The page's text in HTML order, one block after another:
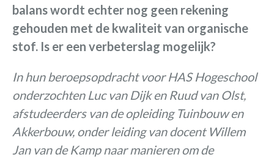
balans wordt echter nog geen rekening
gehouden met de kwaliteit van organische
stof. Is er een verbeterslag mogelijk?
In hun beroepsopdracht voor HAS Hogeschool
onderzochten Luc van Dijk en Ruud van Olst,
afstudeerders van de opleiding Tuinbouw en
Akkerbouw, onder leiding van docent Willem
Jan van de Kamp naar manieren om de